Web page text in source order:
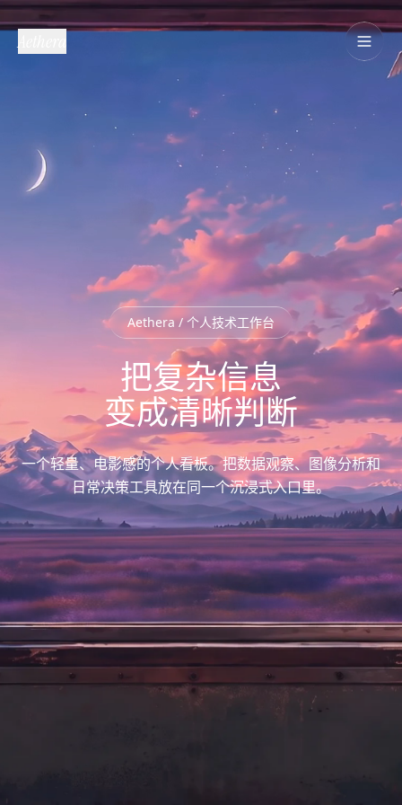
Aethera / 个人技术工作台
把复杂信息
变成清晰判断
一个轻量、电影感的个人看板。把数据观察、图像分析和
日常决策工具放在同一个沉浸式入口里。